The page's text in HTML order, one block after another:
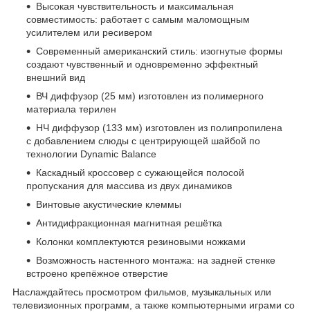
Высокая чувствительность и максимальная
совместимость: работает с самым маломощным
усилителем или ресивером
Современный американский стиль: изогнутые формы
создают чувственный и одновременно эффектный
внешний вид
ВЧ диффузор (25 мм) изготовлен из полимерного
материала терилен
НЧ диффузор (133 мм) изготовлен из полипропилена
с добавлением слюды с центрирующей шайбой по
технологии Dynamic Balance
Каскадный кроссовер с сужающейся полосой
пропускания для массива из двух динамиков
Винтовые акустические клеммы
Антидифракционная магнитная решётка
Колонки комплектуются резиновыми ножками
Возможность настенного монтажа: на задней стенке
встроено крепёжное отверстие
Наслаждайтесь просмотром фильмов, музыкальных или
телевизионных программ, а также компьютерными играми со